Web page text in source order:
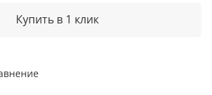
Купить в 1 клик